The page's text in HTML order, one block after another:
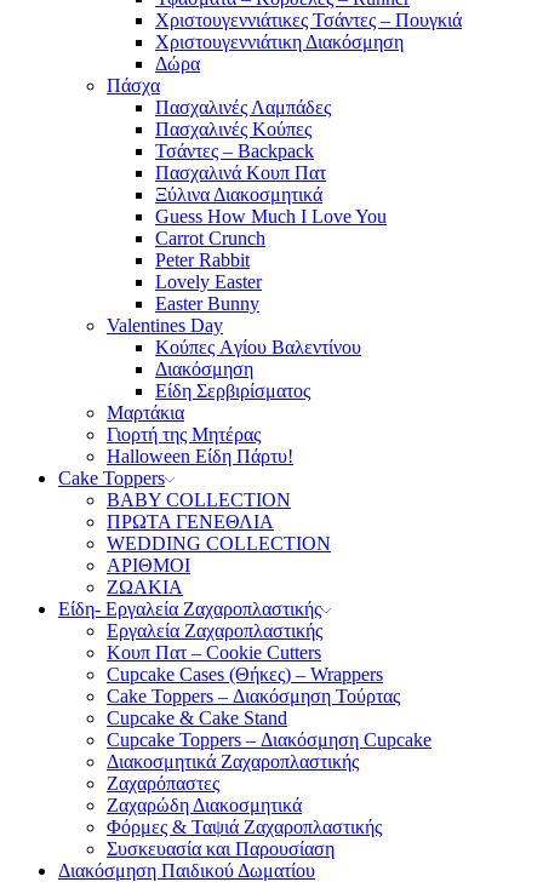
Χριστουγεννιάτικες Τσάντες – Πουγκιά
Χριστουγεννιάτικη Διακόσμηση
Δώρα
Πάσχα
Πασχαλινές Λαμπάδες
Πασχαλινές Κούπες
Τσάντες – Backpack
Πασχαλινά Κουπ Πατ
Ξύλινα Διακοσμητικά
Guess How Much I Love You
Carrot Crunch
Peter Rabbit
Lovely Easter
Easter Bunny
Valentines Day
Κούπες Aγίου Βαλεντίνου
Διακόσμηση
Είδη Σερβιρίσματος
Μαρτάκια
Γιορτή της Μητέρας
Halloween Είδη Πάρτυ!
Cake Toppers
BABY COLLECTION
ΠΡΩΤΑ ΓΕΝΕΘΛΙΑ
WEDDING COLLECTION
ΑΡΙΘΜΟΙ
ΖΩΑΚΙΑ
Είδη- Εργαλεία Ζαχαροπλαστικής
Εργαλεία Ζαχαροπλαστικής
Κουπ Πατ – Cookie Cutters
Cupcake Cases (Θήκες) – Wrappers
Cake Toppers – Διακόσμηση Τούρτας
Cupcake & Cake Stand
Cupcake Toppers – Διακόσμηση Cupcake
Διακοσμητικά Ζαχαροπλαστικής
Ζαχαρόπαστες
Ζαχαρώδη Διακοσμητικά
Φόρμες & Ταψιά Ζαχαροπλαστικής
Συσκευασία και Παρουσίαση
Διακόσμηση Παιδικού Δωματίου